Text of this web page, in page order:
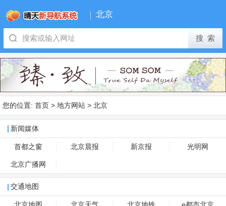
北京
您的位置: 首页 > 地方网站 > 北京
新闻媒体
首都之窗 北京晨报 新京报 光明网
北京广播网
交通地图